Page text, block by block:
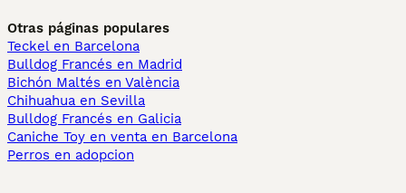
Otras páginas populares
Teckel en Barcelona
Bulldog Francés en Madrid
Bichón Maltés en València
Chihuahua en Sevilla
Bulldog Francés en Galicia
Caniche Toy en venta en Barcelona
Perros en adopcion